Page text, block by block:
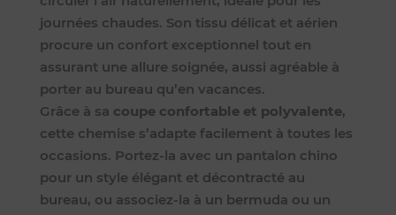
journées chaudes. Son tissu délicat et aérien
procure un confort exceptionnel tout en
assurant une allure soignée, aussi agréable à
porter au bureau qu’en vacances.
Grâce à sa coupe confortable et polyvalente,
cette chemise s’adapte facilement à toutes les
occasions. Portez-la avec un pantalon chino
pour un style élégant et décontracté au
bureau, ou associez-la à un bermuda ou un